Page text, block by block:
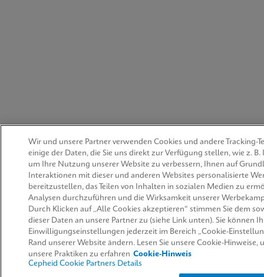
Wir und unsere Partner verwenden Cookies und andere Tracking-
einige der Daten, die Sie uns direkt zur Verfügung stellen, wie z.
um Ihre Nutzung unserer Website zu verbessern, Ihnen auf
Interaktionen mit dieser und anderen Websites personalisierte
bereitzustellen, das Teilen von Inhalten in sozialen Medien zu
Analysen durchzuführen und die Wirksamkeit unserer
Durch Klicken auf „Alle Cookies akzeptieren“ stimmen Sie dem
dieser Daten an unsere Partner zu (siehe Link unten). Sie können
Einwilligungseinstellungen jederzeit im Bereich „Cookie-
Rand unserer Website ändern. Lesen Sie unsere Cookie-Hinweise,
unsere Praktiken zu erfahren Cookie-Hinweis
Cepheid Cookie Partners Details